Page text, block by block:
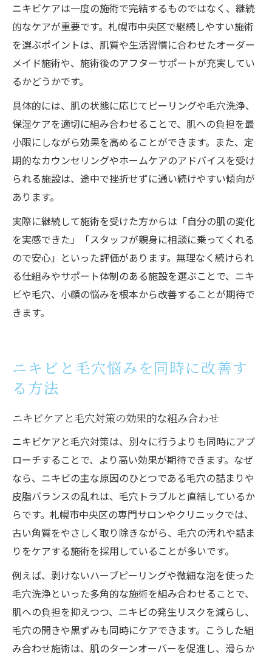
ニキビケアは一度の施術で完結するものではなく、継続
的なケアが重要です。札幌市中央区で継続しやすい施術
を選ぶポイントは、肌質や生活習慣に合わせたオーダー
メイド施術や、施術後のアフターサポートが充実してい
るかどうかです。
具体的には、肌の状態に応じてピーリングや毛穴洗浄、
保湿ケアを適切に組み合わせることで、肌への負担を最
小限にしながら効果を高めることができます。また、定
期的なカウンセリングやホームケアのアドバイスを受け
られる施設は、途中で挫折せずに通い続けやすい傾向が
あります。
実際に継続して施術を受けた方からは「自分の肌の変化
を実感できた」「スタッフが親身に相談に乗ってくれる
ので安心」といった評価があります。無理なく続けられ
る仕組みやサポート体制のある施設を選ぶことで、ニキ
ビや毛穴、小顔の悩みを根本から改善することが期待で
きます。
ニキビと毛穴悩みを同時に改善す
る方法
ニキビケアと毛穴対策の効果的な組み合わせ
ニキビケアと毛穴対策は、別々に行うよりも同時にアプ
ローチすることで、より高い効果が期待できます。なぜ
なら、ニキビの主な原因のひとつである毛穴の詰まりや
皮脂バランスの乱れは、毛穴トラブルと直結しているか
らです。札幌市中央区の専門サロンやクリニックでは、
古い角質をやさしく取り除きながら、毛穴の汚れや詰ま
りをケアする施術を採用していることが多いです。
例えば、剥けないハーブピーリングや微細な泡を使った
毛穴洗浄といった多角的な施術を組み合わせることで、
肌への負担を抑えつつ、ニキビの発生リスクを減らし、
毛穴の開きや黒ずみも同時にケアできます。こうした組
み合わせ施術は、肌のターンオーバーを促進し、滑らか